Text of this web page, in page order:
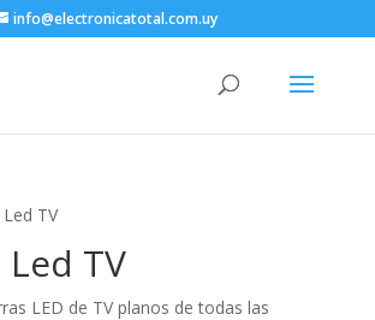
info@electronicatotal.com.uy
TV
TV
LED de TV planos de todas las